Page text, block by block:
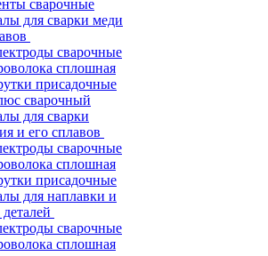
сварочные
для сварки меди
сварочные
сплошная
присадочные
сварочный
для сварки
и его сплавов
сварочные
сплошная
присадочные
для наплавки и
сварочные
сплошная